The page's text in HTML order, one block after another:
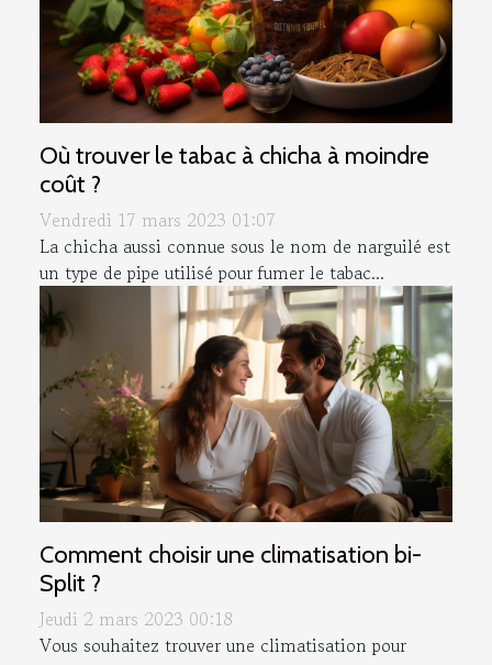
Où trouver le tabac à chicha à moindre
coût ?
Vendredi 17 mars 2023 01:07
La chicha aussi connue sous le nom de narguilé est
un type de pipe utilisé pour fumer le tabac...
Comment choisir une climatisation bi-
Split ?
Jeudi 2 mars 2023 00:18
Vous souhaitez trouver une climatisation pour